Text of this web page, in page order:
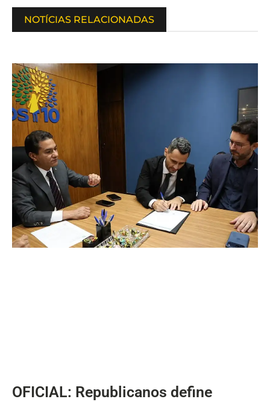
NOTÍCIAS RELACIONADAS
OFICIAL: Republicanos define